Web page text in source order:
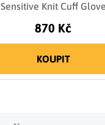
Sensitive Knit Cuff Glove
870 Kč
KOUPIT